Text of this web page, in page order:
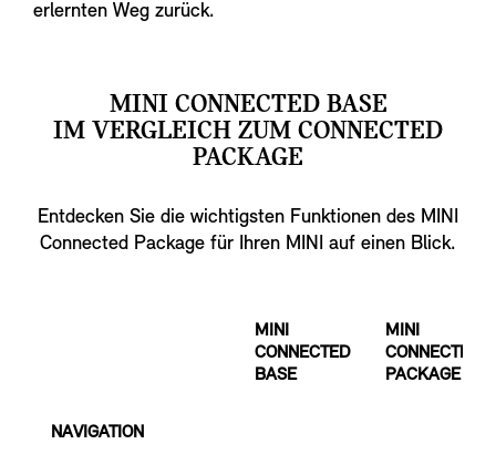
erlernten Weg zurück.
MINI CONNECTED BASE
IM VERGLEICH ZUM CONNECTED
PACKAGE
Entdecken Sie die wichtigsten Funktionen des MINI
Connected Package für Ihren MINI auf einen Blick.
MINI
CONNECTED
BASE
MINI
CONNECTED
PACKAGE
NAVIGATION